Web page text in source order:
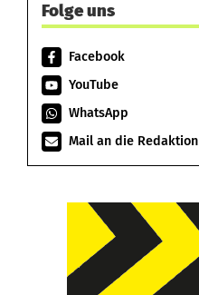
Folge uns
Facebook
YouTube
WhatsApp
Mail an die Redaktion